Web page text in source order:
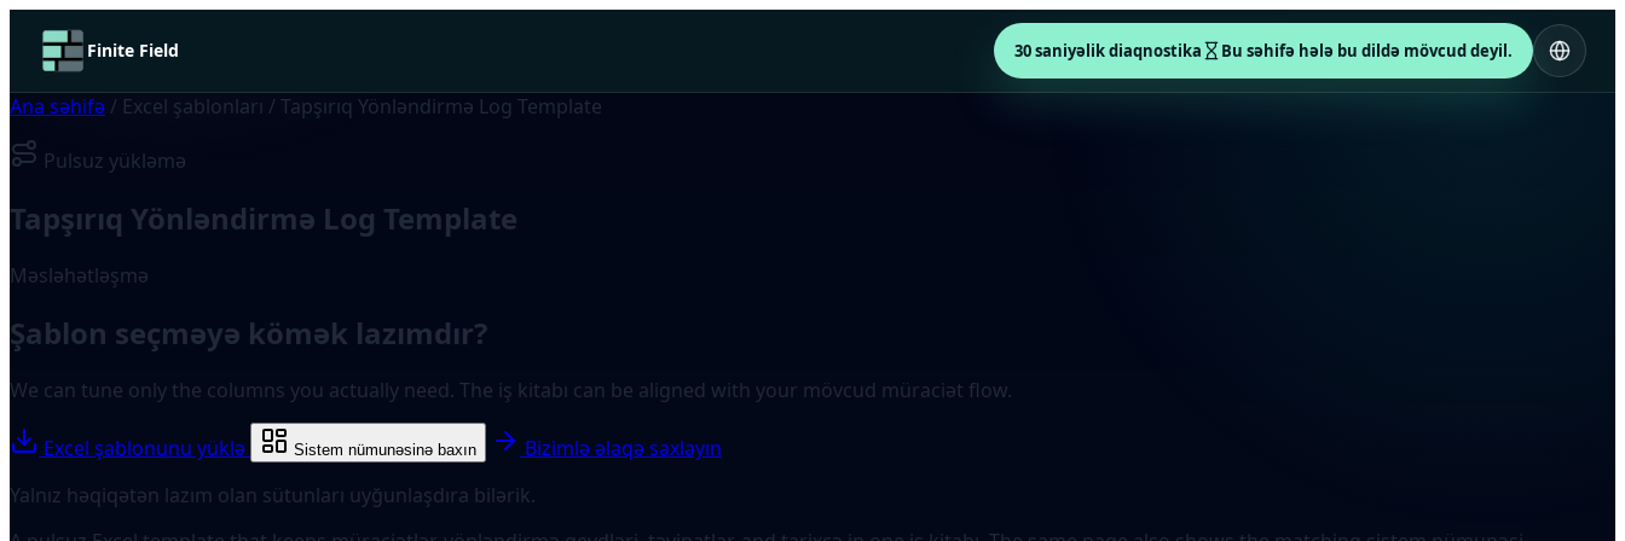
Finite Field 30 saniyəlik diaqnostika Bu səhifə hələ bu dildə mövcud deyil.
Ana səhifə / Excel şablonları / Tapşırıq Yönləndirmə Log Template
Pulsuz yükləmə
Tapşırıq Yönləndirmə Log Template
Məsləhətləşmə
Şablon seçməyə kömək lazımdır?
We can tune only the columns you actually need. The iş kitabı can be aligned with your mövcud müraciət flow.
Excel şablonunu yüklə Sistem nümunəsinə baxın
Bizimlə əlaqə saxlayın
Yalnız həqiqətən lazım olan sütunları uyğunlaşdıra bilərik.